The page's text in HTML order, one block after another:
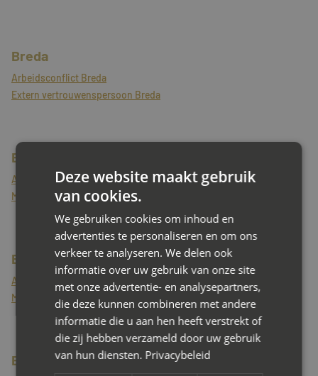
Breda
Arbeidsconflict Breda
Extern vertrouwenspersoon Breda
Brielle
Arbeidsconflict Brielle
Mediator Brielle
Brummen
Arbeidsconflict Brummen
Mediator Brummen
Brunssum
Deze website maakt gebruik
van cookies.
We gebruiken cookies om inhoud en
advertenties te personaliseren en om ons
verkeer te analyseren. We delen ook
informatie over uw gebruik van onze site
met onze advertentie- en analysepartners,
die deze kunnen combineren met andere
informatie die u aan hen heeft verstrekt of
die zij hebben verzameld door uw gebruik
van hun diensten. Privacybeleid